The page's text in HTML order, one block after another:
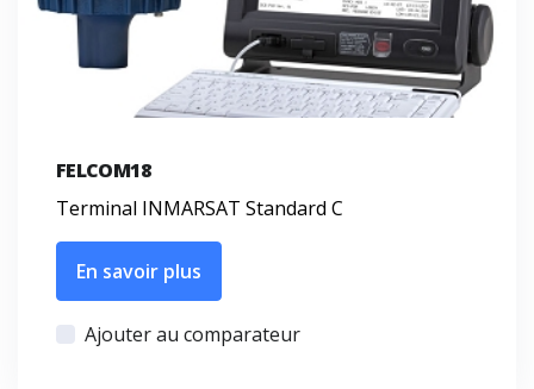
FELCOM18
Terminal INMARSAT Standard C
En savoir plus
Ajouter au comparateur